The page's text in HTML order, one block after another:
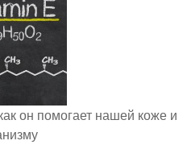
он помогает нашей коже и